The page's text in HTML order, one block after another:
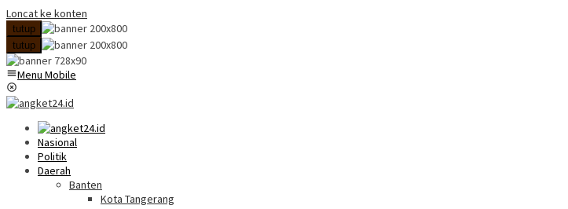
Loncat ke konten
tutup
tutup
Menu Mobile
Nasional
Politik
Daerah
Banten
Kota Tangerang